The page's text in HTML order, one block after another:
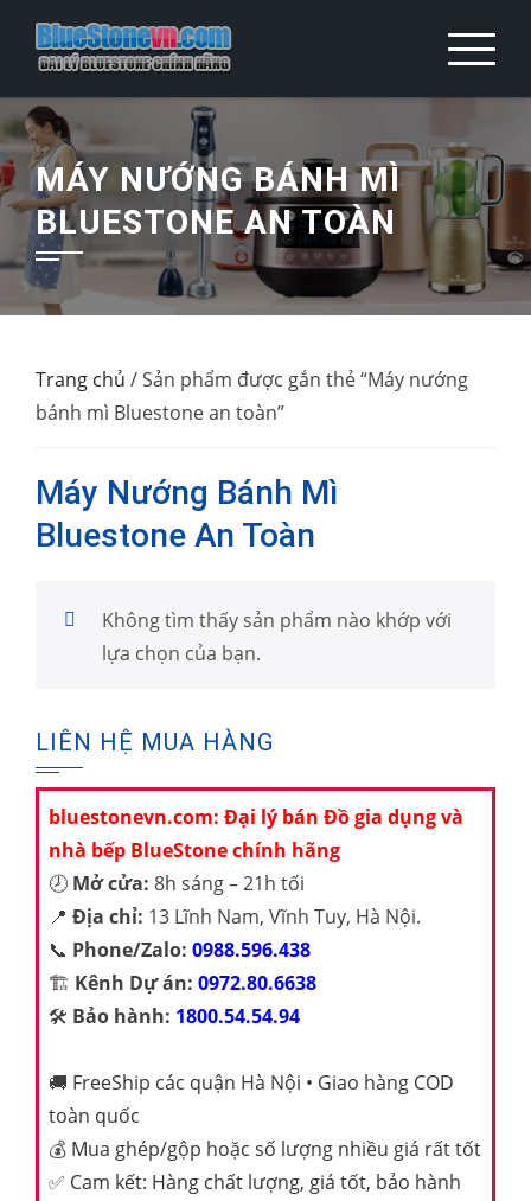
MÁY NƯỚNG BÁNH MÌ
BLUESTONE AN TOÀN
Trang chủ / Sản phẩm được gắn thẻ “Máy nướng
bánh mì Bluestone an toàn”
Máy Nướng Bánh Mì
Bluestone An Toàn
Không tìm thấy sản phẩm nào khớp với
lựa chọn của bạn.
LIÊN HỆ MUA HÀNG
bluestonevn.com: Đại lý bán Đồ gia dụng và
nhà bếp BlueStone chính hãng
🕗 Mở cửa: 8h sáng – 21h tối
📍 Địa chỉ: 13 Lĩnh Nam, Vĩnh Tuy, Hà Nội.
📞 Phone/Zalo: 0988.596.438
🏗️ Kênh Dự án: 0972.80.6638
🛠️ Bảo hành: 1800.54.54.94
🚚 FreeShip các quận Hà Nội • Giao hàng COD
toàn quốc
💰 Mua ghép/gộp hoặc số lượng nhiều giá rất tốt
✅ Cam kết: Hàng chất lượng, giá tốt, bảo hành